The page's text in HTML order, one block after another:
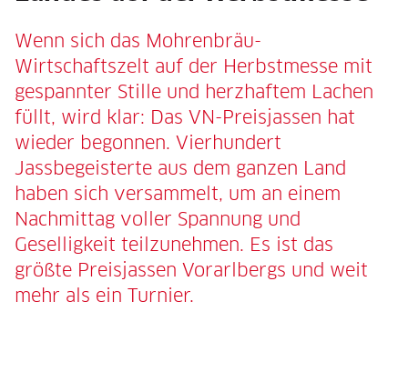
Wenn sich das Mohrenbräu-
Wirtschaftszelt auf der Herbstmesse mit
gespannter Stille und herzhaftem Lachen
füllt, wird klar: Das VN-Preisjassen hat
wieder begonnen. Vierhundert
Jassbegeisterte aus dem ganzen Land
haben sich versammelt, um an einem
Nachmittag voller Spannung und
Geselligkeit teilzunehmen. Es ist das
größte Preisjassen Vorarlbergs und weit
mehr als ein Turnier.